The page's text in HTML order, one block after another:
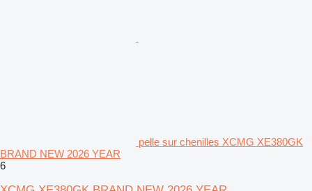
pelle sur chenilles XCMG XE380GK
BRAND NEW 2026 YEAR
6